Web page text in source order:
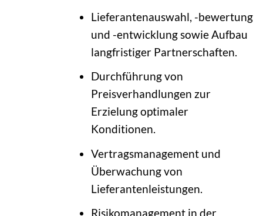
Lieferantenauswahl, -bewertung
und -entwicklung sowie Aufbau
langfristiger Partnerschaften.
Durchführung von
Preisverhandlungen zur
Erzielung optimaler
Konditionen.
Vertragsmanagement und
Überwachung von
Lieferantenleistungen.
Risikomanagement in der